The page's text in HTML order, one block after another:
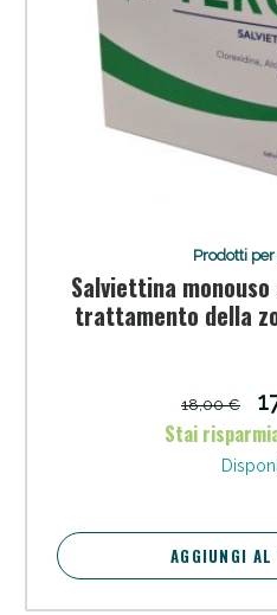
Prodotti
Salviettina
trattamento della
18,00 €
Stai
AGGIUNGI AL